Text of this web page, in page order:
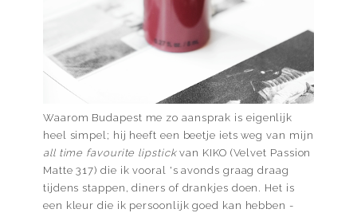
Waarom Budapest me zo aansprak is eigenlijk
heel simpel; hij heeft een beetje iets weg van mijn
all time favourite lipstickvan KIKO (Velvet Passion
Matte 317) die ik vooral 's avonds graag draag
tijdens stappen, diners of drankjes doen. Het is
een kleur die ik persoonlijk goed kan hebben -